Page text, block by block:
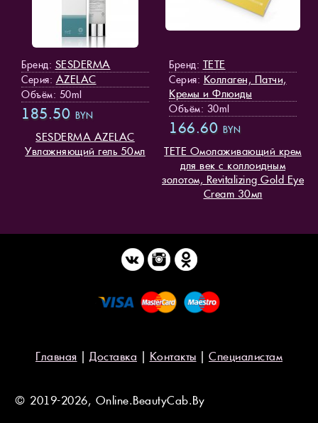
Бренд: SESDERMA
Серия: AZELAC
Объём: 50ml
185.50 BYN
SESDERMA AZELAC
Увлажняющий гель 50мл
Бренд: TETE
Серия: Коллаген, Патчи,
Кремы и Флюиды
Объём: 30ml
166.60 BYN
TETE Омолаживающий крем
для век с коллоидным
золотом, Revitalizing Gold Eye
Cream 30мл
Главная | Доставка | Контакты | Специалистам
© 2019-2026, Online.BeautyCab.By